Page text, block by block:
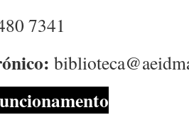
7341